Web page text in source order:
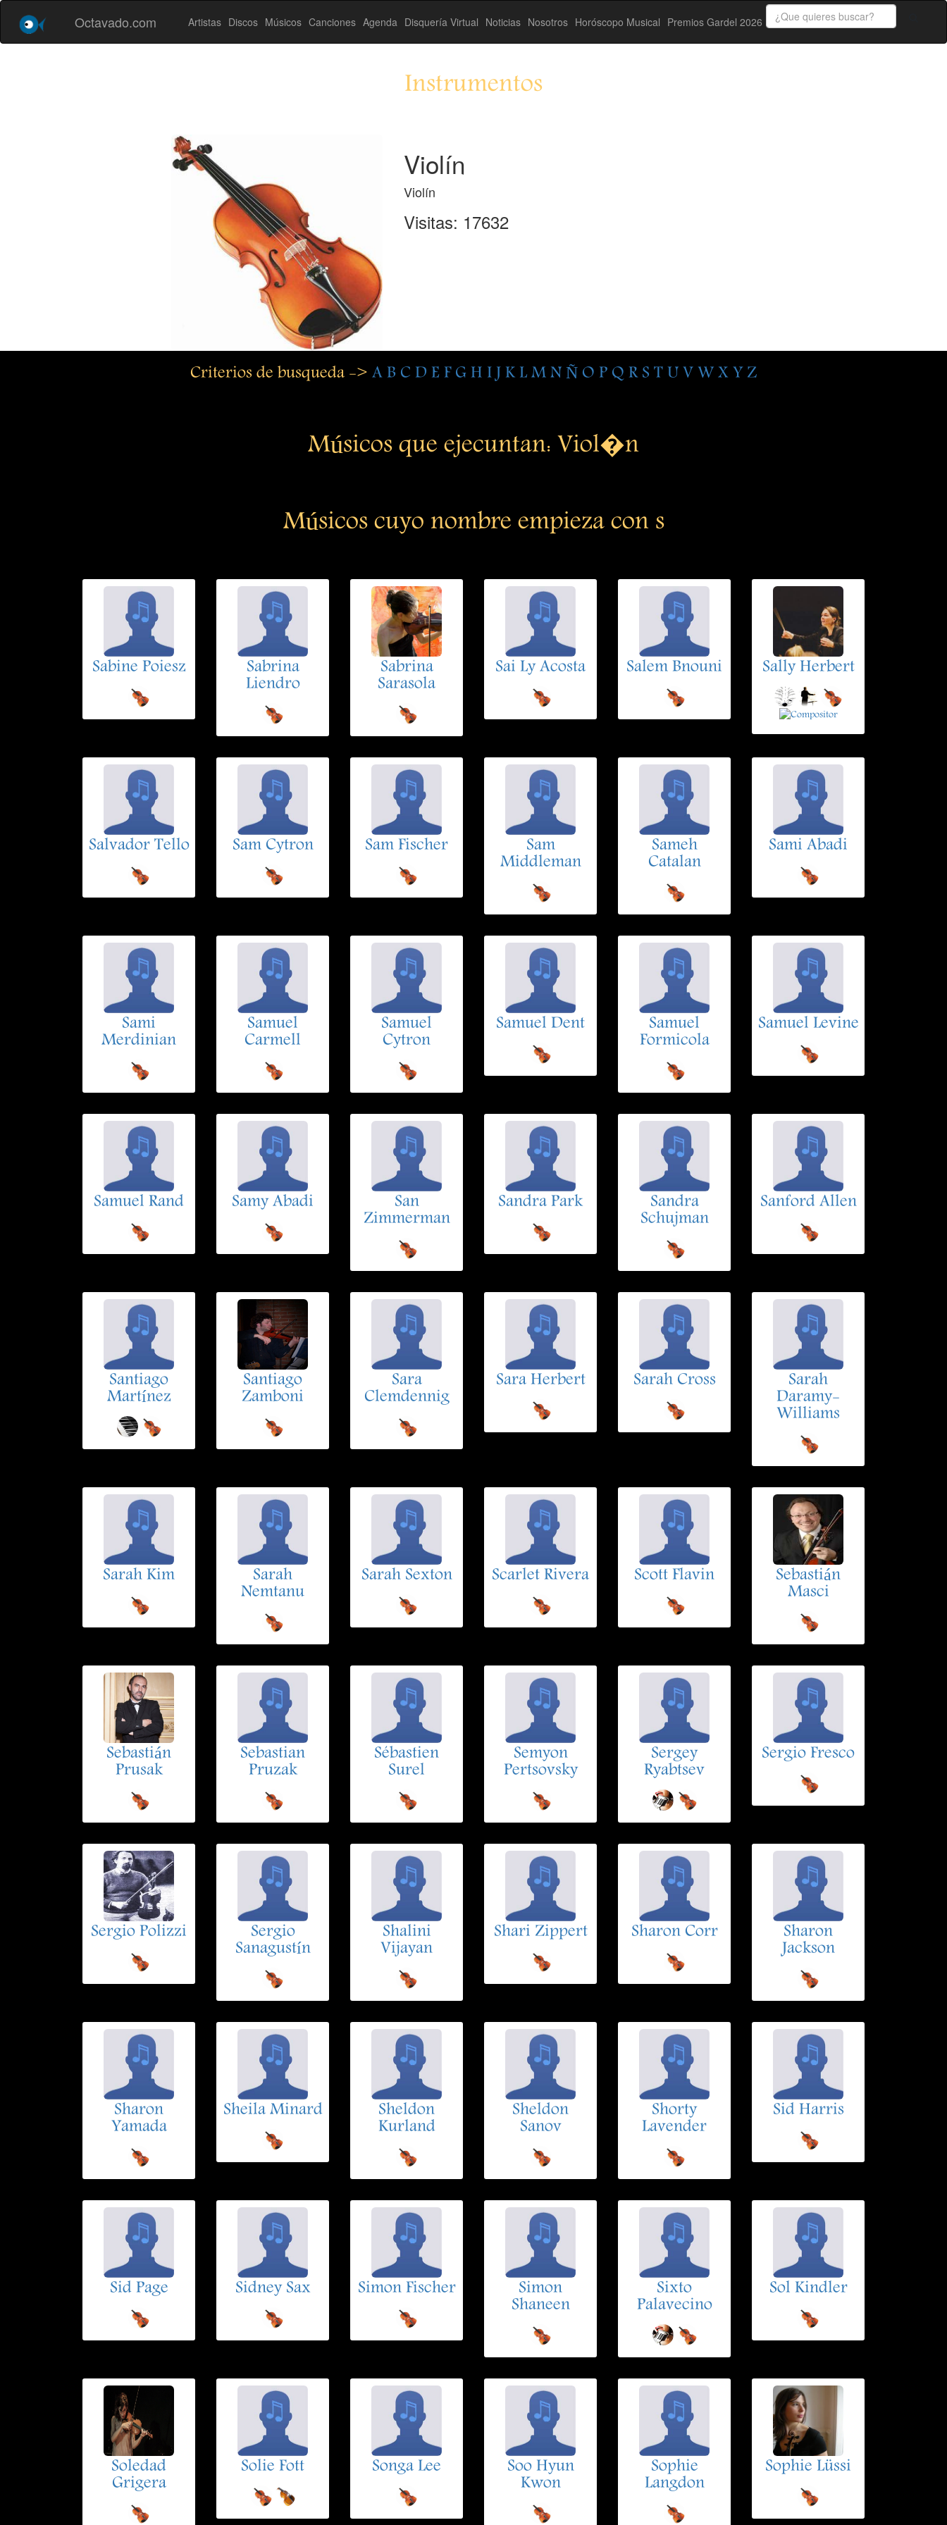
Octavado.com Artistas Discos Músicos Canciones Agenda Disquería Virtual Noticias Nosotros Horóscopo Musical Premios Gardel 2026
Instrumentos
Violín
Violín
Visitas: 17632
Criterios de busqueda -> A B C D E F G H I J K L M N Ñ O P Q R S T U V W X Y Z
Músicos que ejecuntan: Viol�n
Músicos cuyo nombre empieza con s
Sabine Poiesz
Sabrina
Liendro
Sabrina
Sarasola
Sai Ly Acosta Salem Bnouni Sally Herbert
Salvador Tello Sam Cytron Sam Fischer
Sam
Middleman
Sameh
Catalan
Sami Abadi
Sami
Merdinian
Samuel
Carmell
Samuel
Cytron
Samuel Dent
Samuel
Formicola
Samuel Levine
Samuel Rand Samy Abadi
San
Zimmerman
Sandra Park
Sandra
Schujman
Sanford Allen
Santiago
Martínez
Santiago
Zamboni
Sara
Clemdennig
Sara Herbert Sarah Cross
Sarah
Daramy-
Williams
Sarah Kim
Sarah
Nemtanu
Sarah Sexton Scarlet Rivera Scott Flavin
Sebastián
Masci
Sebastián
Prusak
Sebastian
Pruzak
Sébastien
Surel
Semyon
Pertsovsky
Sergey
Ryabtsev
Sergio Fresco
Sergio Polizzi
Sergio
Sanagustín
Shalini
Vijayan
Shari Zippert Sharon Corr
Sharon
Jackson
Sharon
Yamada
Sheila Minard
Sheldon
Kurland
Sheldon
Sanov
Shorty
Lavender
Sid Harris
Sid Page Sidney Sax Simon Fischer
Simon
Shaneen
Sixto
Palavecino
Sol Kindler
Soledad
Grigera
Solie Fott Songa Lee
Soo Hyun
Kwon
Sophie
Langdon
Sophie Lüssi